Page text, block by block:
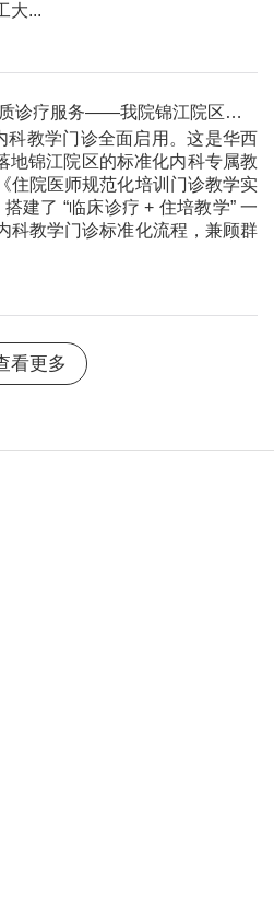
大...
筑牢临床育人阵地 赋能优质诊疗服务——我院锦江院区内科教学门诊正式开诊
科教学门诊全面启用。这是华西
地锦江院区的标准化内科专属教
住院医师规范化培训门诊教学实
建了 “临床诊疗 + 住培教学” 一
科教学门诊标准化流程，兼顾群
看更多